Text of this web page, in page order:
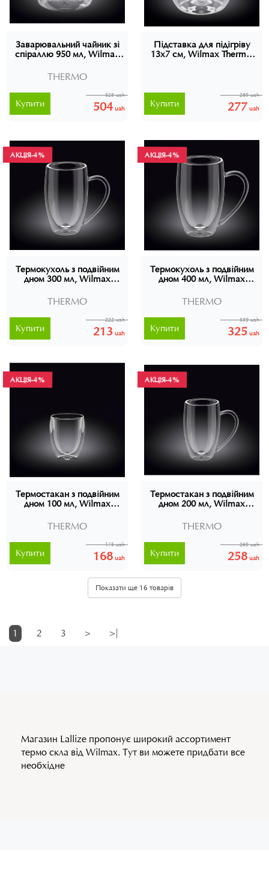
Заварювальний чайник зі
спіраллю 950 мл, Wilmax
THERMO
504 uah
525 uah
Купити
Підставка для підігріву
13х7 см, Wilmax Thermo,
277 uah
289 uah
Купити
АКЦІЯ-4%
Термокухоль з подвійним
дном 300 мл, Wilmax
THERMO
213 uah
222 uah
Купити
АКЦІЯ-4%
Термокухоль з подвійним
дном 400 мл, Wilmax
THERMO
325 uah
339 uah
Купити
АКЦІЯ-4%
Термостакан з подвійним
дном 100 мл, Wilmax
THERMO
168 uah
175 uah
Купити
АКЦІЯ-4%
Термостакан з подвійним
дном 200 мл, Wilmax
THERMO
258 uah
269 uah
Купити
Показати ще 16 товарів
1 2 3 > >|
Магазин Lallize пропонує широкий ассортимент
термо скла від Wilmax. Тут ви можете придбати все
необхідне